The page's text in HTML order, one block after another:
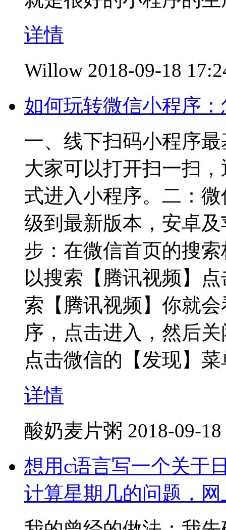
详情
Willow 2018-09-18
如何玩转微信小程序
一、线下扫码小程序
大家可以打开扫一扫
式进入小程序。二：
级到最新版本，安卓
步：在微信首页的搜
以搜索【腾讯视频】
索【腾讯视频】你就
序，点击进入，然后
点击微信的【发现】
详情
酸奶麦片粥 2018-09-
想用c语言写一个关于
计算星期几的问题，